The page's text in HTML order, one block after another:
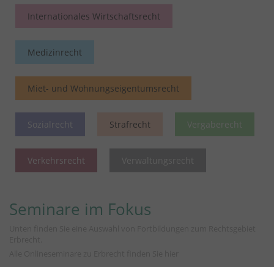
Internationales Wirtschaftsrecht
Medizinrecht
Miet- und Wohnungseigentumsrecht
Sozialrecht Strafrecht Vergaberecht
Verkehrsrecht Verwaltungsrecht
Seminare im Fokus